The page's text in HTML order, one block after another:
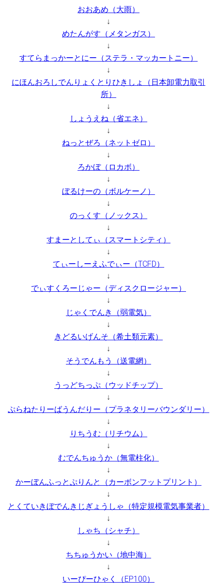
おおあめ（大雨）
↓
めたんがす（メタンガス）
↓
すてらまっかーとにー（ステラ・マッカートニー）
↓
にほんおろしでんりょくとりひきしょ（日本卸電力取引
所）
↓
しょうえね（省エネ）
↓
ねっとぜろ（ネットゼロ）
↓
ろかぼ（ロカボ）
↓
ぼるけーの（ボルケーノ）
↓
のっくす（ノックス）
↓
すまーとしてぃ（スマートシティ）
↓
てぃーしーえふでぃー（TCFD）
↓
でぃすくろーじゃー（ディスクロージャー）
↓
じゃくでんき（弱電気）
↓
きどるいげんそ（希土類元素）
↓
そうでんもう（送電網）
↓
うっどちっぷ（ウッドチップ）
↓
ぷらねたりーばうんだりー（プラネタリーバウンダリー）
↓
りちうむ（リチウム）
↓
むでんちゅうか（無電柱化）
↓
かーぼんふっとぷりんと（カーボンフットプリント）
↓
とくていきぼでんきじぎょうしゃ（特定規模電気事業者）
↓
しゃち（シャチ）
↓
ちちゅうかい（地中海）
↓
いーぴーひゃく（EP100）